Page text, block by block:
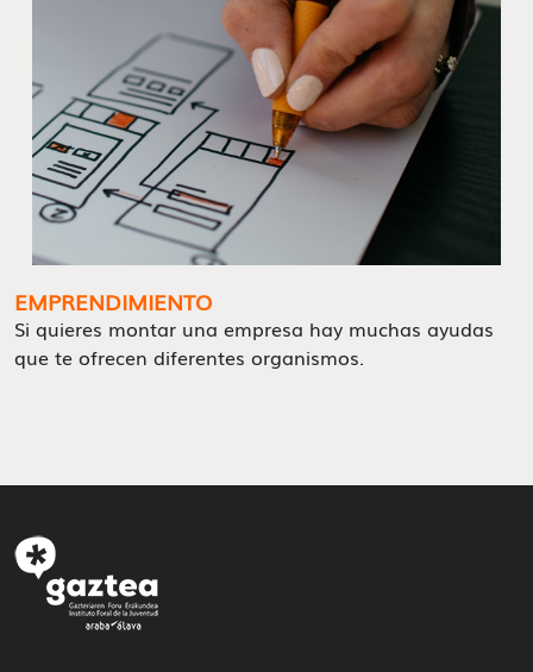
EMPRENDIMIENTO
Si quieres montar una empresa hay muchas ayudas
que te ofrecen diferentes organismos.